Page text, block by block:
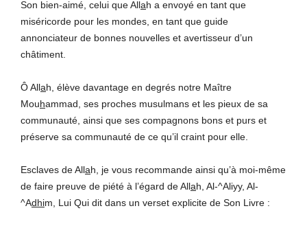
Son bien-aimé, celui que Allah a envoyé en tant que
miséricorde pour les mondes, en tant que guide
annonciateur de bonnes nouvelles et avertisseur d’un
châtiment.
Ô Allah, élève davantage en degrés notre Maître
Mouhammad, ses proches musulmans et les pieux de sa
communauté, ainsi que ses compagnons bons et purs et
préserve sa communauté de ce qu’il craint pour elle.
Esclaves de Allah, je vous recommande ainsi qu’à moi-même
de faire preuve de piété à l’égard de Allah, Al-^Aliyy, Al-
^Adhim, Lui Qui dit dans un verset explicite de Son Livre :